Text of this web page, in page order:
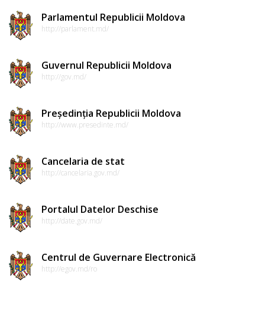
Parlamentul Republicii Moldova
http://parlament.md/
Guvernul Republicii Moldova
http://gov.md/
Președinția Republicii Moldova
http://www.presedinte.md/
Cancelaria de stat
http://cancelaria.gov.md/
Portalul Datelor Deschise
http://date.gov.md/
Centrul de Guvernare Electronică
http://egov.md/ro